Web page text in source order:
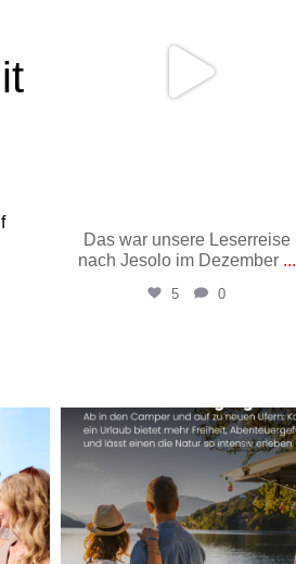
Das war unsere Leserreise
nach Jesolo im Dezember ...
5 0
Mai 26